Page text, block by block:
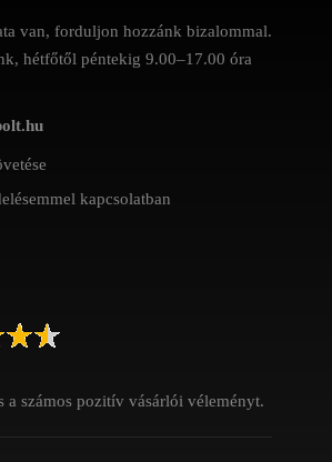
van, forduljon hozzánk bizalommal.
hétfőtől péntekig 9.00–17.00 óra
kapcsolatban
a számos pozitív vásárlói véleményt.